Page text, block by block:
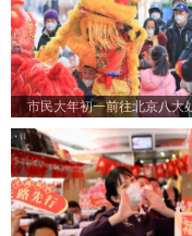
市民大年初一前往北京八大